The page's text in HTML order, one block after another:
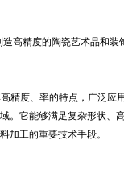
高精度的陶瓷艺术品和装
精度、率的特点，广泛应
。它能够满足复杂形状、
加工的重要技术手段。